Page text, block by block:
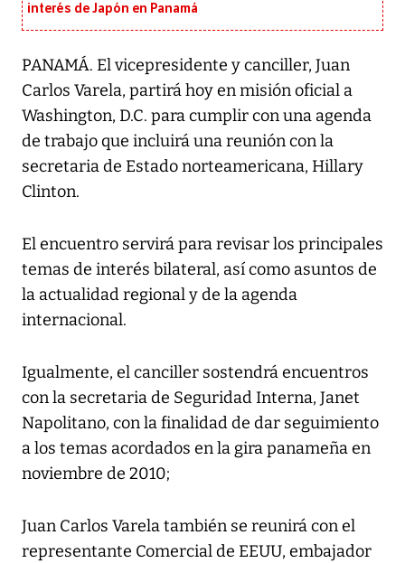
interés de Japón en Panamá
PANAMÁ. El vicepresidente y canciller, Juan
Carlos Varela, partirá hoy en misión oficial a
Washington, D.C. para cumplir con una agenda
de trabajo que incluirá una reunión con la
secretaria de Estado norteamericana, Hillary
Clinton.
El encuentro servirá para revisar los principales
temas de interés bilateral, así como asuntos de
la actualidad regional y de la agenda
internacional.
Igualmente, el canciller sostendrá encuentros
con la secretaria de Seguridad Interna, Janet
Napolitano, con la finalidad de dar seguimiento
a los temas acordados en la gira panameña en
noviembre de 2010;
Juan Carlos Varela también se reunirá con el
representante Comercial de EEUU, embajador